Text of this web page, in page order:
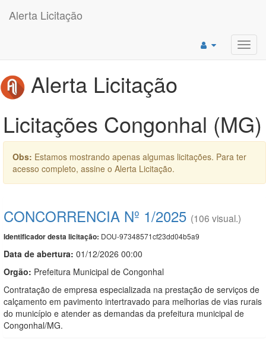
Alerta Licitação
Alerta Licitação
Licitações Congonhal (MG)
Obs: Estamos mostrando apenas algumas licitações. Para ter
acesso completo, assine o Alerta Licitação.
CONCORRENCIA Nº 1/2025 (106 visual.)
Identificador desta licitação: DOU-97348571cf23dd04b5a9
Data de abertura: 01/12/2026 00:00
Orgão: Prefeitura Municipal de Congonhal
Contratação de empresa especializada na prestação de serviços de
calçamento em pavimento intertravado para melhorias de vias rurais
do município e atender as demandas da prefeitura municipal de
Congonhal/MG.